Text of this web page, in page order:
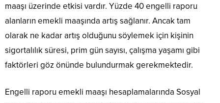
maaşı üzerinde etkisi vardır. Yüzde 40 engelli raporu
alanların emekli maaşında artış sağlanır. Ancak tam
olarak ne kadar artış olduğunu söylemek için kişinin
sigortalılık süresi, prim gün sayısı, çalışma yaşamı gibi
faktörleri göz önünde bulundurmak gerekmektedir.
Engelli raporu emekli maaşı hesaplamalarında Sosyal